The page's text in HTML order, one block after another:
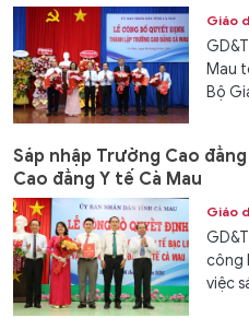
Giáo
Mau
Bộ
Sáp nhập Trường Cao
Cao đẳng Y tế Cà Mau
Giáo
công
việc